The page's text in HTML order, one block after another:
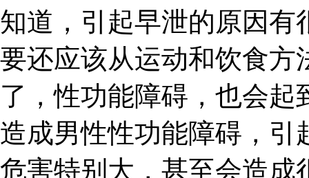
知道，引起早泄的原因有
要还应该从运动和饮食方
了，性功能障碍，也会
造成男性性功能障碍，引
危害特别大，甚至会造成